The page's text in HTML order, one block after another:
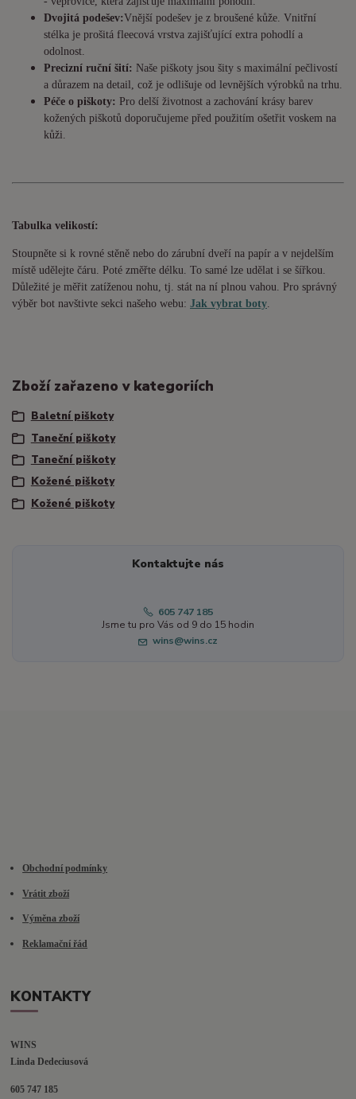
Dvojitá podešev:Vnější podešev je z broušené kůže. Vnitřní
stélka je prošitá fleecová vrstva zajišťující extra pohodlí a
odolnost.
Precizní ruční šití: Naše piškoty jsou šity s maximální pečlivostí
a důrazem na detail, což je odlišuje od levnějších výrobků na trhu.
Péče o piškoty: Pro delší životnost a zachování krásy barev
kožených piškotů doporučujeme před použitím ošetřit voskem na
kůži.
Tabulka velikostí:
Stoupněte si k rovné stěně nebo do zárubní dveří na papír a v nejdelším
místě udělejte čáru. Poté změřte délku. To samé lze udělat i se šířkou.
Důležité je měřit zatíženou nohu, tj. stát na ní plnou vahou. Pro správný
výběr bot navštivte sekci našeho webu: Jak vybrat boty
Zboží zařazeno v kategoriích
Baletní piškoty
Taneční piškoty
Taneční piškoty
Kožené piškoty
Kožené piškoty
Kontaktujte nás
605 747 185
Jsme tu pro Vás od 9 do 15 hodin
wins@wins.cz
Obchodní podmínky
Vrátit zboží
Výměna zboží
Reklamační řád
KONTAKTY
WINS
Linda Dedeciusová
605 747 185